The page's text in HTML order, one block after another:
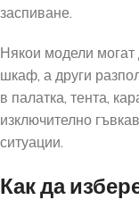
заспиване.
Някои модели могат
шкаф, а други
в палатка, тента,
изключително
ситуации.
Как да